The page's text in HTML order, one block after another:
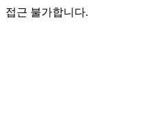
접근 불가합니다.